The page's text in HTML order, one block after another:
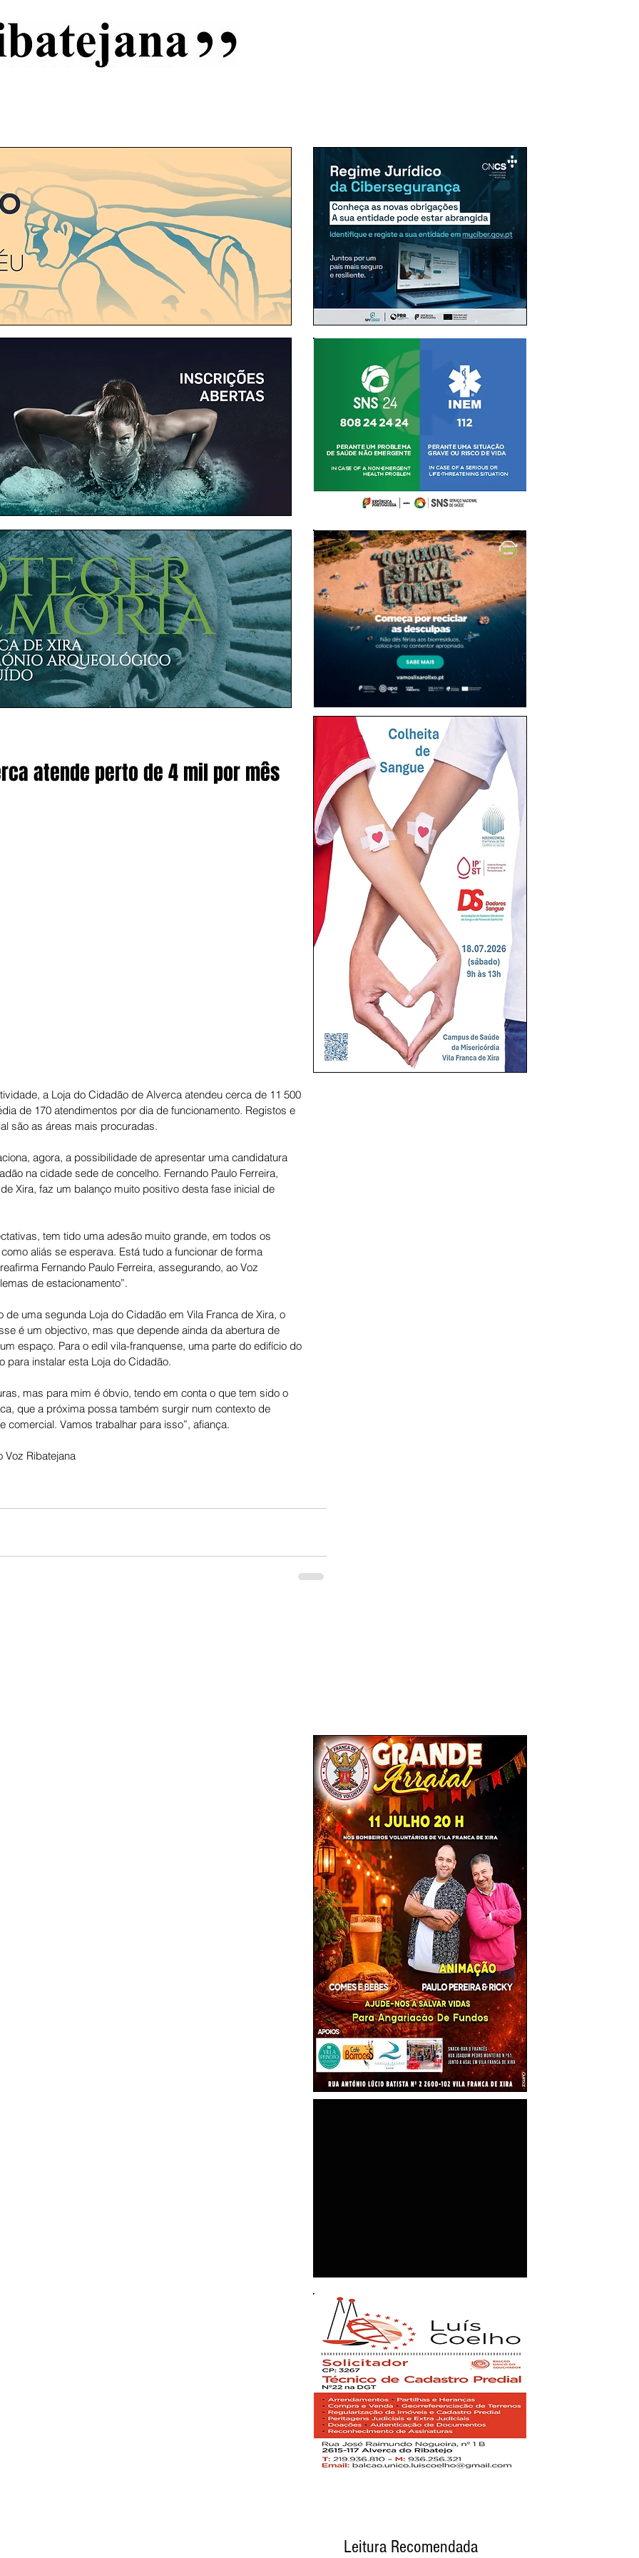
atende perto de 4 mil por mês
a Loja do Cidadão de Alverca atendeu cerca de 11 500
de 170 atendimentos por dia de funcionamento. Registos e
são as áreas mais procuradas.
agora, a possibilidade de apresentar uma candidatura
na cidade sede de concelho. Fernando Paulo Ferreira,
Xira, faz um balanço muito positivo desta fase inicial de
tem tido uma adesão muito grande, em todos os
aliás se esperava. Está tudo a funcionar de forma
Fernando Paulo Ferreira, assegurando, ao Voz
de estacionamento”.
uma segunda Loja do Cidadão em Vila Franca de Xira, o
é um objectivo, mas que depende ainda da abertura de
espaço. Para o edil vila-franquense, uma parte do edifício do
para instalar esta Loja do Cidadão.
mas para mim é óbvio, tendo em conta o que tem sido o
que a próxima possa também surgir num contexto de
comercial. Vamos trabalhar para isso”, afiança.
Voz Ribatejana
Leitura Recomendada